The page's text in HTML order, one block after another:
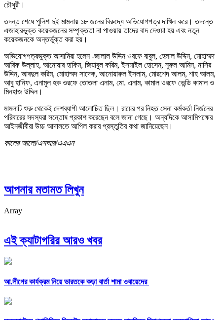
চৌধুরী।
তদন্ত শেষে পুলিশ দুই মামলায় ১৮ জনের বিরুদ্ধে অভিযোগপত্র দাখিল করে। তদন্তে
এজাহারভুক্ত কয়েকজনের সম্পৃক্ততা না পাওয়ায় তাদের বাদ দেওয়া হয় এবং নতুন
কয়েকজনকে অন্তর্ভুক্ত করা হয়।
অভিযোগপত্রভুক্ত আসামিরা হলেন -জালাল উদ্দিন ওরফে বাবুল, হেলাল উদ্দিন, মোহাম্মদ
আরিফ উল্লাহ, আনোয়ার হাকিম, জিয়াবুল করিম, ইসমাইল হোসেন, নুরুল আমিন, নাসির
উদ্দিন, আবদুল করিম, মোহাম্মদ সাদেক, আনোয়ারুল ইসলাম, মোরশেদ আলম, শাহ আলম,
আবু হানিফ, এনামুল হক ওরফে তোতলা এনাম, মো. এনাম, কামাল ওরফে ভেন্ডি কামাল ও
মিনহাজ উদ্দিন।
মামলাটি শুরু থেকেই দেশব্যাপী আলোচিত ছিল। রায়ের পর নিহত সেনা কর্মকর্তা নির্জনের
পরিবারের সদস্যরা সন্তোষ প্রকাশ করেছেন বলে জানা গেছে। অন্যদিকে আসামিপক্ষের
আইনজীবীরা উচ্চ আদালতে আপিল করার প্রস্তুতির কথা জানিয়েছেন।
কালের আলো/এসআর/এএএন
আপনার মতামত লিখুন
Array
এই ক্যাটাগরির আরও খবর
আ.লীগের কার্যক্রম নিয়ে ভারতকে কড়া বার্তা শামা ওবায়েদের